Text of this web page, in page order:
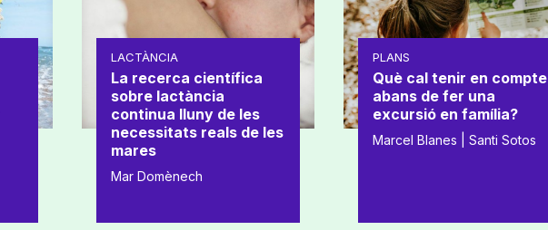
LACTÀNCIA
La recerca científica
sobre lactància
continua lluny de les
necessitats reals de les
mares
Mar Domènech
PLANS
Què cal tenir en compte
abans de fer una
excursió en família?
Marcel Blanes | Santi Sotos